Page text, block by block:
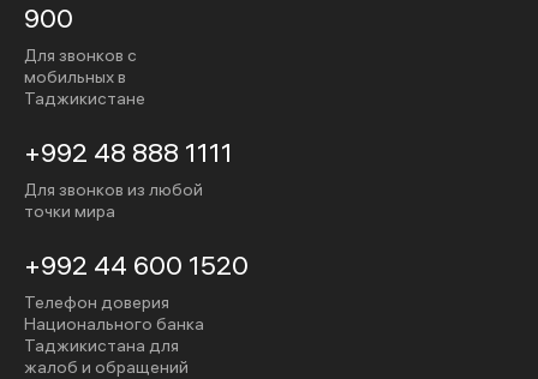
900
Для звонков с
мобильных в
Таджикистане
+992 48 888 1111
Для звонков из любой
точки мира
+992 44 600 1520
Телефон доверия
Национального банка
Таджикистана для
жалоб и обращений